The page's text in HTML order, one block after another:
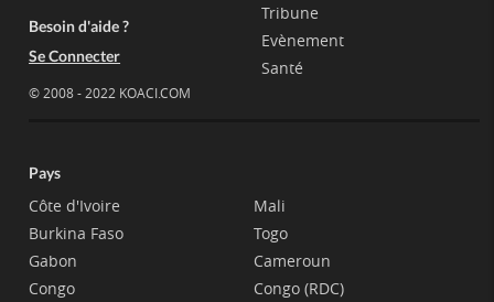
Besoin d'aide ?
Se Connecter
© 2008 - 2022 KOACI.COM
Tribune
Evènement
Santé
Pays
Côte d'Ivoire
Burkina Faso
Gabon
Congo
Mali
Togo
Cameroun
Congo (RDC)